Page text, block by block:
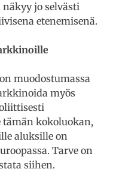
jo selvästi
etenemisenä.
muodostumassa
myös
tämän kokoluokan,
aluksille on
Tarve on
siihen.